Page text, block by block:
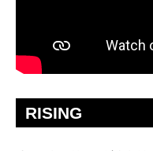
RISING